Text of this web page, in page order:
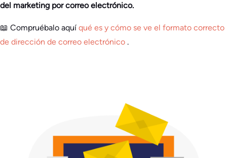
del marketing por correo electrónico.
📖 Compruébalo aquí qué es y cómo se ve el formato correcto
de dirección de correo electrónico .